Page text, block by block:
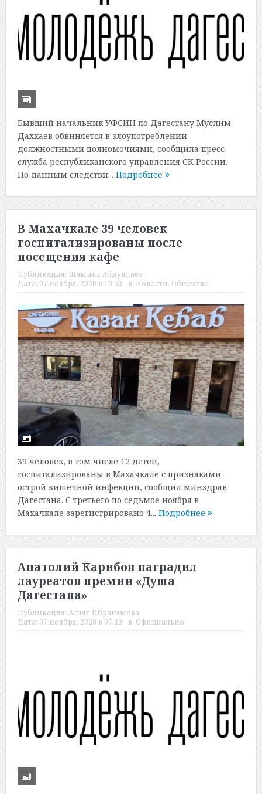
Бывший начальник УФСИН по Дагестану Муслим
Даххаев обвиняется в злоупотреблении
должностными полномочиями, сообщила пресс-
служба республиканского управления СК России.
По данным следстви... Подробнее
В Махачкале 39 человек
госпитализированы после
посещения кафе
Публикация: Шамиль Абдуллаев
Дата: 07 ноября, 2020 в 13:53 в: Новости, Общество
39 человек, в том числе 12 детей,
госпитализированы в Махачкале с признаками
острой кишечной инфекции, сообщил минздрав
Дагестана. С третьего по седьмое ноября в
Махачкале зарегистрировано 4... Подробнее
Анатолий Карибов наградил
лауреатов премии «Душа
Дагестана»
Публикация: Асият Ибрагимова
Дата: 07 ноября, 2020 в 07:40 в: Официально